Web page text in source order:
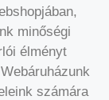
minőségi
élményt
számára